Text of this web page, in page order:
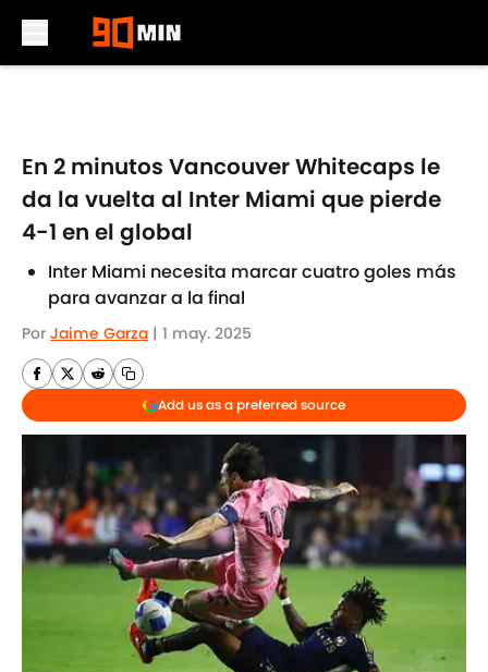
En 2 minutos Vancouver Whitecaps le
da la vuelta al Inter Miami que pierde
4-1 en el global
Inter Miami necesita marcar cuatro goles más
para avanzar a la final
Por Jaime Garza | 1 may. 2025
Add us as a preferred source